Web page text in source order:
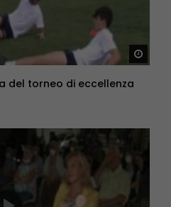
del torneo di eccellenza